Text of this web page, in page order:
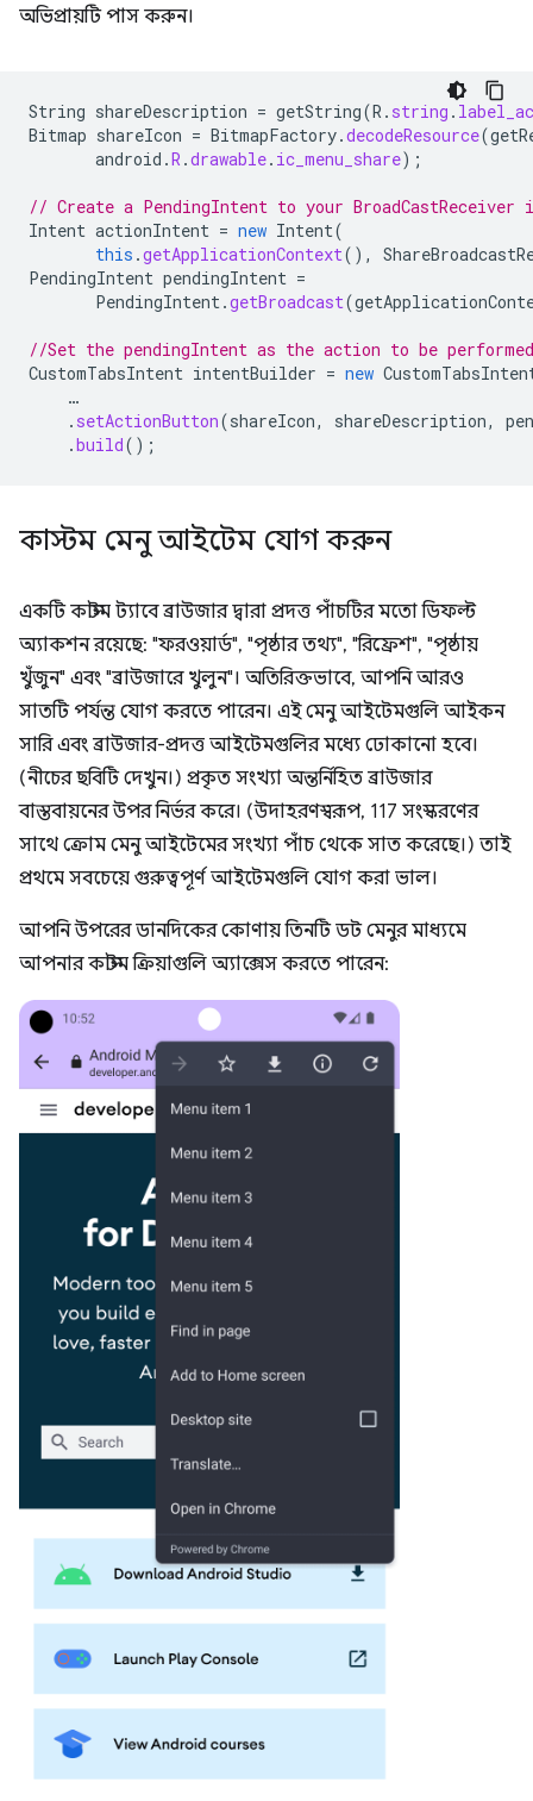
অভিপ্রায়টি পাস করুন।
String shareDescription = getString(R . string .
Bitmap shareIcon = BitmapFactory.decodeResource(
android .R .drawable. ic_menu_share);
// Create a PendingIntent to your BroadCastReceiver
Intent actionIntent = new Intent(
this .getApplicationContext(),
PendingIntent pendingIntent =
PendingIntent.getBroadcast(
//Set the pendingIntent as the action to be
CustomTabsIntent intentBuilder = new
…
. setActionButton(shareIcon, shareDescription,
.build();
কাস্টম মেনু আইটেম যোগ করুন
একটি কাস্টম ট্যাবে ব্রাউজার দ্বারা প্রদত্ত পাঁচটির মতো ডিফল্ট
অ্যাকশন রয়েছে: "ফরওয়ার্ড", "পৃষ্ঠার তথ্য", "রিফ্রেশ", "পৃষ্ঠায়
খুঁজুন" এবং "ব্রাউজারে খুলুন"। অতিরিক্তভাবে, আপনি আরও
সাতটি পর্যন্ত যোগ করতে পারেন। এই মেনু আইটেমগুলি আইকন
সারি এবং ব্রাউজার-প্রদত্ত আইটেমগুলির মধ্যে ঢোকানো হবে।
(নীচের ছবিটি দেখুন।) প্রকৃত সংখ্যা অন্তর্নিহিত ব্রাউজার
বাস্তবায়নের উপর নির্ভর করে। (উদাহরণস্বরূপ, 117 সংস্করণের
সাথে ক্রোম মেনু আইটেমের সংখ্যা পাঁচ থেকে সাত করেছে।) তাই
প্রথমে সবচেয়ে গুরুত্বপূর্ণ আইটেমগুলি যোগ করা ভাল।
আপনি উপরের ডানদিকের কোণায় তিনটি ডট মেনুর মাধ্যমে
আপনার কাস্টম ক্রিয়াগুলি অ্যাক্সেস করতে পারেন: